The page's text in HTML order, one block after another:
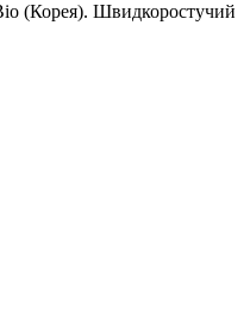
(Корея). Швидкоростучий